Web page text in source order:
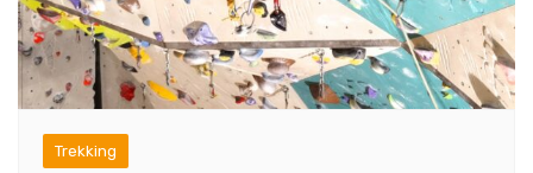
Trekking